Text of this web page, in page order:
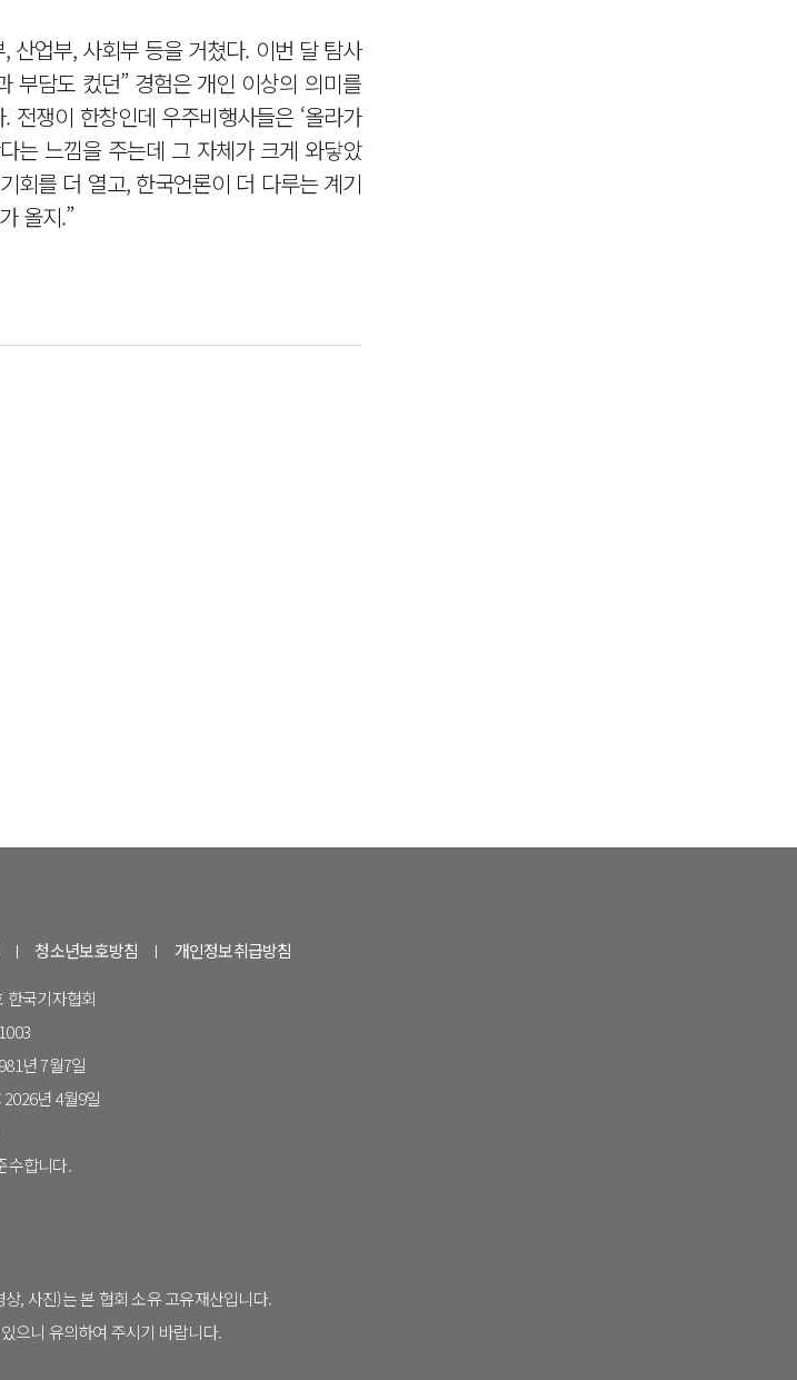
업부, 사회부 등을 거쳤다. 이번 달 탐사
부담도 컸던” 경험은 개인 이상의 의미를
쟁이 한창인데 우주비행사들은 ‘올라가
는 느낌을 주는데 그 자체가 크게 와닿았
회를 더 열고, 한국언론이 더 다루는 계기
올지.”
청소년보호방침 개인정보취급방침
한국기자협회
년 7월7일
년 4월9일
수합니다.
, 사진)는 본 협회 소유 고유재산입니다.
으니 유의하여 주시기 바랍니다.